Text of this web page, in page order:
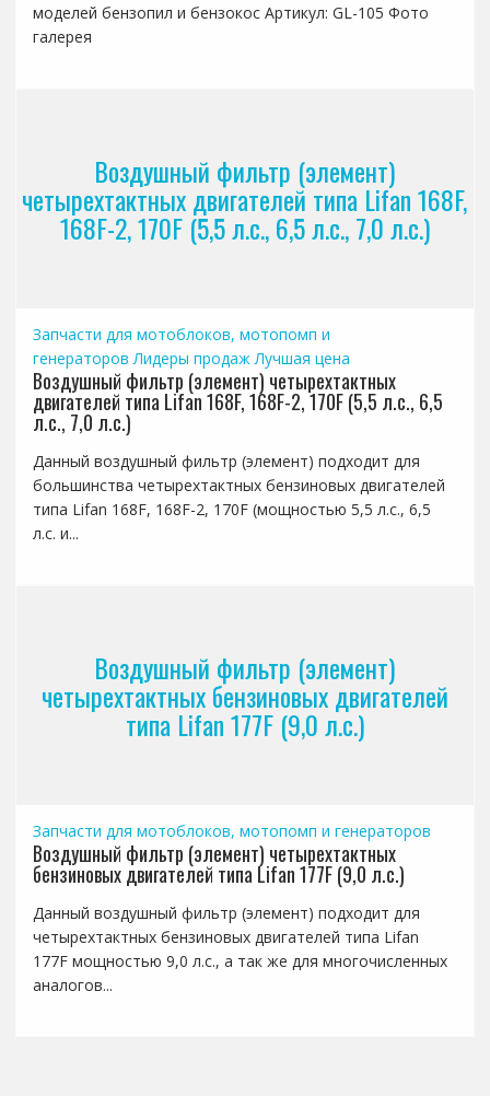
моделей бензопил и бензокос Артикул: GL-105 Фото
галерея
Воздушный фильтр (элемент)
четырехтактных двигателей типа Lifan 168F,
168F-2, 170F (5,5 л.с., 6,5 л.с., 7,0 л.с.)
Запчасти для мотоблоков, мотопомп и
генераторов Лидеры продаж Лучшая цена
Воздушный фильтр (элемент) четырехтактных
двигателей типа Lifan 168F, 168F-2, 170F (5,5 л.с., 6,5
л.с., 7,0 л.с.)
Данный воздушный фильтр (элемент) подходит для
большинства четырехтактных бензиновых двигателей
типа Lifan 168F, 168F-2, 170F (мощностью 5,5 л.с., 6,5
л.с. и...
Воздушный фильтр (элемент)
четырехтактных бензиновых двигателей
типа Lifan 177F (9,0 л.с.)
Запчасти для мотоблоков, мотопомп и генераторов
Воздушный фильтр (элемент) четырехтактных
бензиновых двигателей типа Lifan 177F (9,0 л.с.)
Данный воздушный фильтр (элемент) подходит для
четырехтактных бензиновых двигателей типа Lifan
177F мощностью 9,0 л.с., а так же для многочисленных
аналогов...